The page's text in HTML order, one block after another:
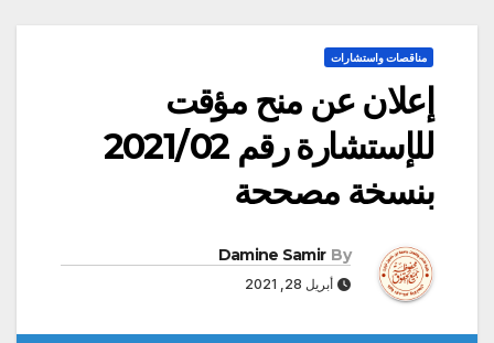
مناقصات واستشارات
إعلان عن منح مؤقت
للإستشارة رقم 2021/02
بنسخة مصححة
By
Damine Samir
أبريل 28, 2021